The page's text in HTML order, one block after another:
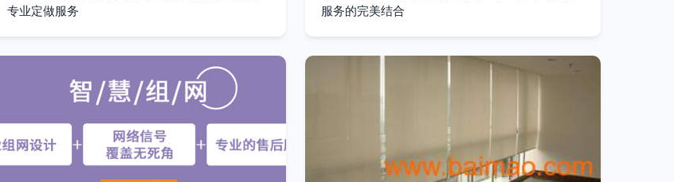
专业定做服务
服务的完美结合